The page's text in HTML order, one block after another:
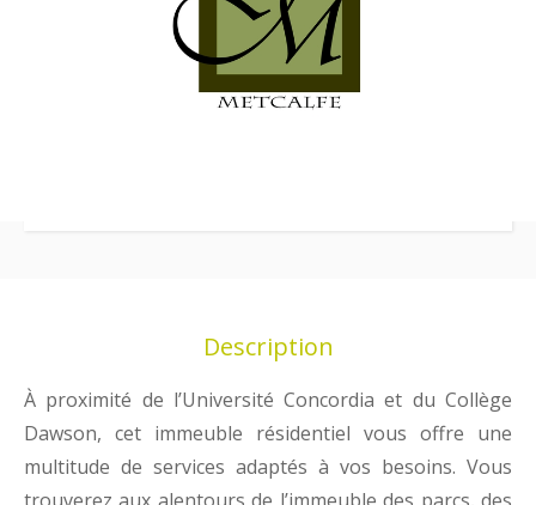
Description
À proximité de l’Université Concordia et du Collège
Dawson, cet immeuble résidentiel vous offre une
multitude de services adaptés à vos besoins. Vous